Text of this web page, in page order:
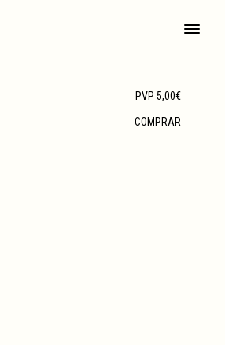
PVP 5,00€
COMPRAR